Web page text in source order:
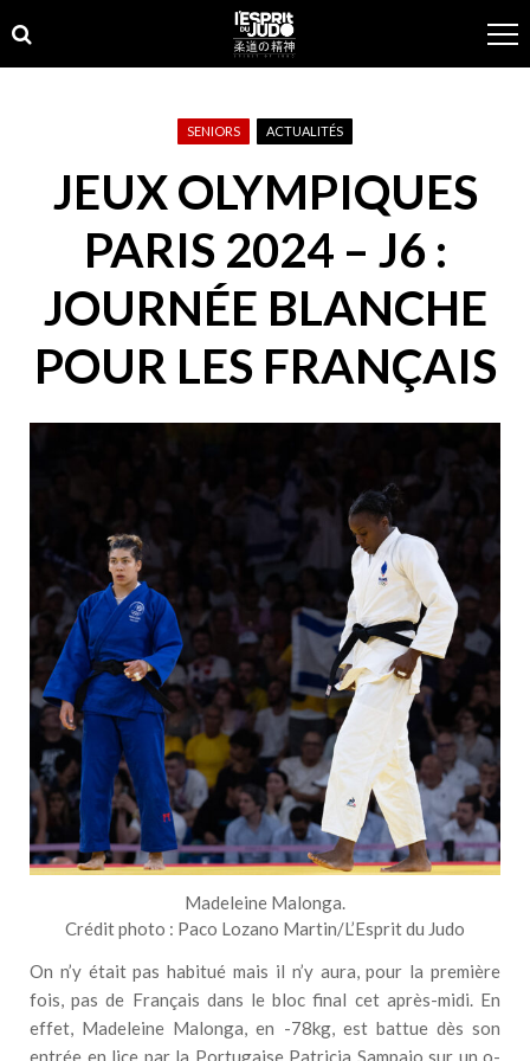
to
navigation
to
content
SENIORS ACTUALITÉS
JEUX OLYMPIQUES
PARIS 2024 – J6 :
JOURNÉE BLANCHE
POUR LES FRANÇAIS
Madeleine Malonga.
Crédit photo : Paco Lozano Martin/L’Esprit du Judo
On n’y était pas habitué mais il n’y aura, pour la première
fois, pas de Français dans le bloc final cet après-midi. En
effet, Madeleine Malonga, en -78kg, est battue dès son
entrée en lice par la Portugaise Patricia Sampaio sur un o-